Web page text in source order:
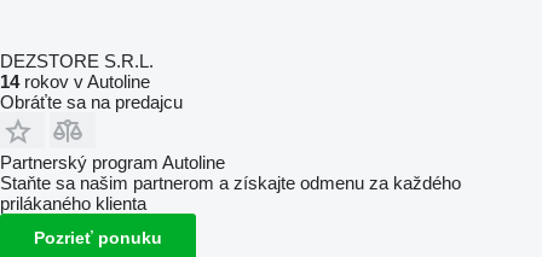
DEZSTORE S.R.L.
14rokov v Autoline
Obráťte sa na predajcu
Partnerský program Autoline
Staňte sa našim partnerom a získajte odmenu za každého
prilákaného klienta
Pozrieť ponuku